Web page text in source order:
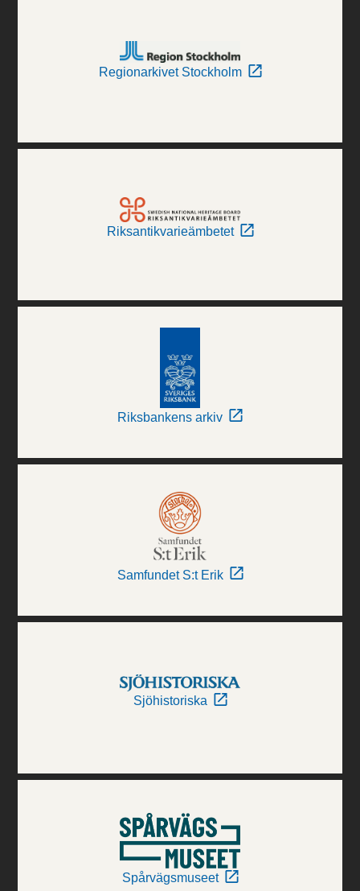
Regionarkivet Stockholm
Riksantikvarieämbetet
Riksbankens arkiv
Samfundet S:t Erik
Sjöhistoriska
Spårvägsmuseet